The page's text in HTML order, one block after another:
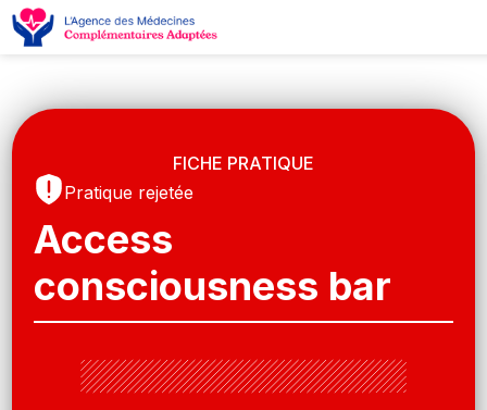
FICHE PRATIQUE
Pratique rejetée
Access
consciousness bar